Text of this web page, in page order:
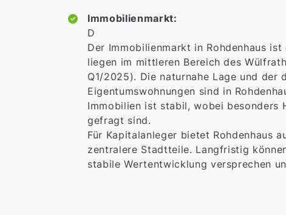
Immobilienmarkt:
D
Der Immobilienmarkt in Rohdenhaus
liegen im mittleren Bereich des
Q1/2025). Die naturnahe Lage und
Eigentumswohnungen sind in
Immobilien ist stabil, wobei besonders
gefragt sind.
Für Kapitalanleger bietet Rohdenhaus
zentralere Stadtteile. Langfristig
stabile Wertentwicklung versprechen